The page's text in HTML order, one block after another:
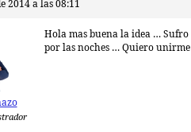
2014 a las 08:11
Hola mas buena la idea …
por las noches … Quiero